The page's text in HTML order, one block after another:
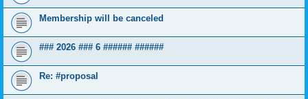
Membership will be canceled
### 2026 ### 6 ###### ######
Re: #proposal